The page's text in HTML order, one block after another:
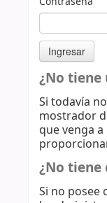
¿No tiene
Si todavía
mostrador
que venga
¿No tiene
Si no posee